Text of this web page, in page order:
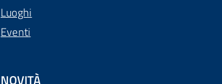
Luoghi
Eventi
NOVITÀ